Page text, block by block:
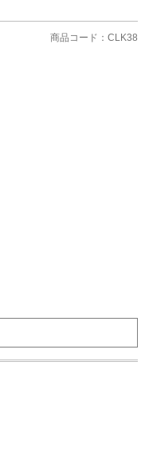
商品コード：CLK38